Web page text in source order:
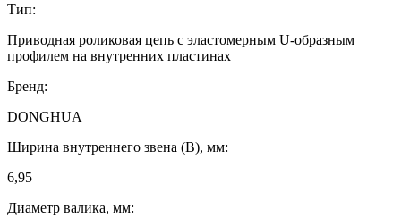
Тип:
Приводная роликовая цепь с эластомерным U-образным
профилем на внутренних пластинах
Бренд:
DONGHUA
Ширина внутреннего звена (B), мм:
6,95
Диаметр валика, мм: